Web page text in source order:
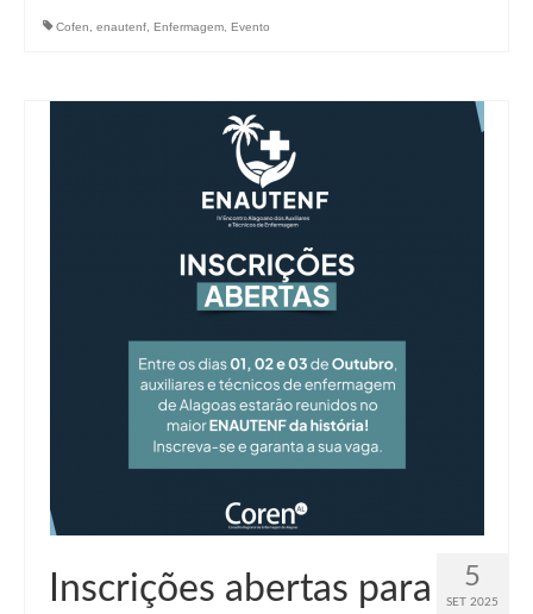
Cofen enautenf Enfermagem Evento
5
SET 2025
Inscrições abertas para